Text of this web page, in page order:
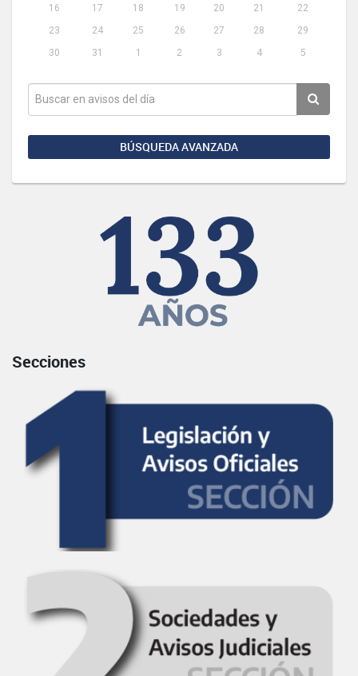
16
17 18 19 20 21
22
23
24 25 26 27 28
29
30
31 1 2 3 4 5
BÚSQUEDA AVANZADA
Secciones